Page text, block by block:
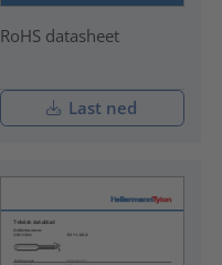
RoHS datasheet
Last ned